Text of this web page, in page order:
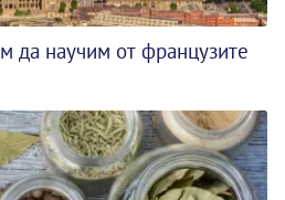
да научим от французите